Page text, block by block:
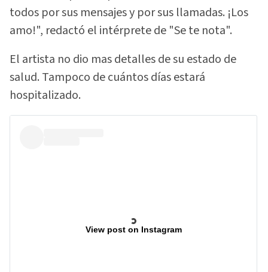
todos por sus mensajes y por sus llamadas. ¡Los
amo!", redactó el intérprete de "Se te nota".
El artista no dio mas detalles de su estado de
salud. Tampoco de cuántos días estará
hospitalizado.
View post on Instagram